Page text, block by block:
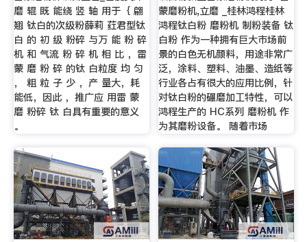
磨 辊 既 能绕 竖 轴 用于｛ 翩
翘 钛白的次级粉薛莉 荭君型钛
白 的 初 级 粉碎 与万 能 粉 碎
机 和 气流 粉 碎 机 相 比 ，雷
蒙 磨 粉 碎 的钛 白粒度 均 匀
， 粗 粒 子 少 ，产 量大，耗
能低，因此 ，推广应 用雷 蒙
磨 粉碎 钛 白具有重要的意义
。
蒙磨粉机,立磨 _桂林鸿程桂林
鸿程钛白粉 磨粉机 制粉装备 钛
白粉 作为一种拥有巨大市场前
景的白色无机颜料，用途非常广
泛，涂料、塑料、油墨、造纸等
行业各占有很大的应用比例，针
对钛白粉的碾磨加工特性，可以
鸿程生产的 HC系列 磨粉机 作
为其磨粉设备。 随着市场